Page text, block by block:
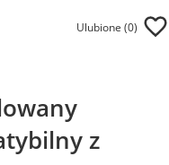
Ulubione (0)
z